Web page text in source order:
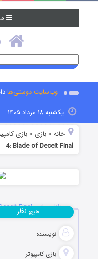
وب‌سایت دوستی‌ها
یکشنبه ۱۸ مرداد ۱۴۰۵
خانه »بازی »بازی
4: Blade of Deceit Final
دانلود بازی Criminal Archives 4: Blade of Deceit Final
نویسنده
بازی کامپیوتر
هیچ نظر